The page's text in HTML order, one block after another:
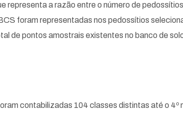
a razão entre o número de
foram representadas nos pedossítios
de pontos amostrais existentes no banco de
contabilizadas 104 classes distintas até o 4º